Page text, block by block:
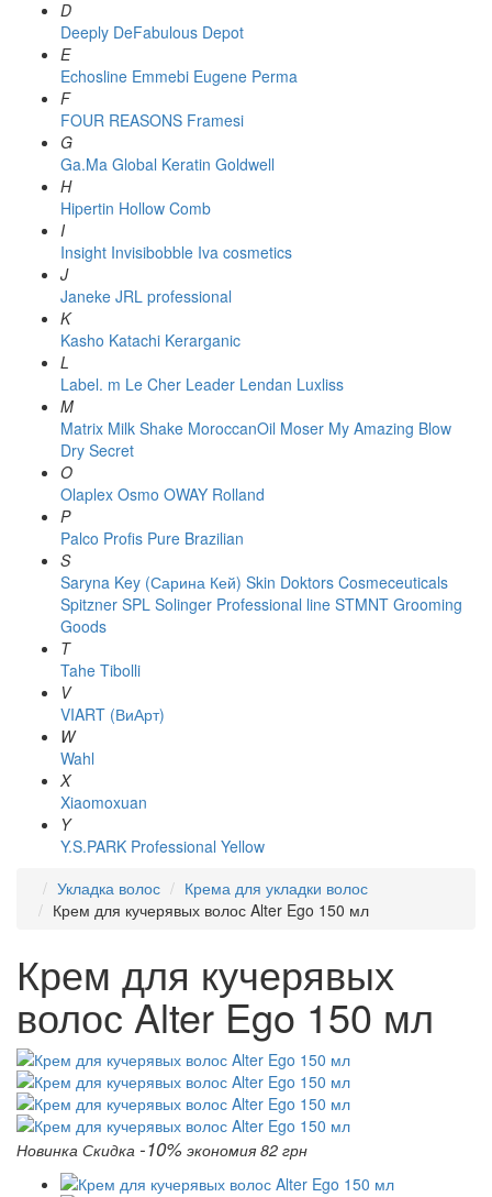
D
Deeply DeFabulous Depot
E
Echosline Emmebi Eugene Perma
F
FOUR REASONS Framesi
G
Ga.Ma Global Keratin Goldwell
H
Hipertin Hollow Comb
I
Insight Invisibobble Iva cosmetics
J
Janeke JRL professional
K
Kasho Katachi Kerarganic
L
Label. m Le Cher Leader Lendan Luxliss
M
Matrix Milk Shake MoroccanOil Moser My Amazing Blow
Dry Secret
O
Olaplex Osmo OWAY Rolland
P
Palco Profis Pure Brazilian
S
Saryna Key (Сарина Кей) Skin Doktors Cosmeceuticals
Spitzner SPL Solinger Professional line STMNT Grooming
Goods
T
Tahe Tibolli
V
VIART (ВиАрт)
W
Wahl
X
Xiaomoxuan
Y
Y.S.PARK Professional Yellow
Укладка волос
Крема для укладки волос
Крем для кучерявых волос Alter Ego 150 мл
Крем для кучерявых
волос Alter Ego 150 мл
Новинка Скидка -10% экономия 82 грн